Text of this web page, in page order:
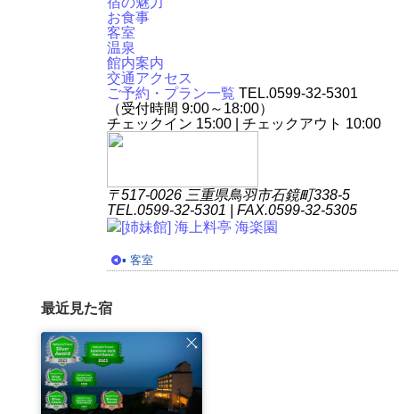
お食事
客室
温泉
館内案内
交通アクセス
ご予約・プラン一覧 TEL.0599-32-5301
（受付時間 9:00～18:00）
チェックイン 15:00 | チェックアウト 10:00
〒517-0026 三重県鳥羽市石鏡町338-5
TEL.0599-32-5301 | FAX.0599-32-5305
[姉妹館] 海上料亭 海楽園
▪︎ 客室
最近見た宿